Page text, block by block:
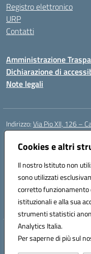
Cookies e altri
Il nostro Istituto non
sono utilizzati
corretto funzionamento
istituzionali e alla sua
strumenti statistici
Analytics Italia.
Per saperne di più sul
Registro elettronico
URP
Contatti
Amministrazione
Dichiarazione di
Note legali
Indirizzo:Via Pio XII, 126 –
Centralino:
Posta elettronica certificata
Codice fiscale:
Codice meccanografico:
Codice Indice delle
Codice unico di fatturazione
Hosting &
Concept